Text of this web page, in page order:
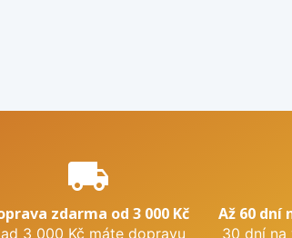
local_shipping
zdarma od 3 000 Kč
3 000 Kč máte dopravu
Až 60 dní
30 dní na